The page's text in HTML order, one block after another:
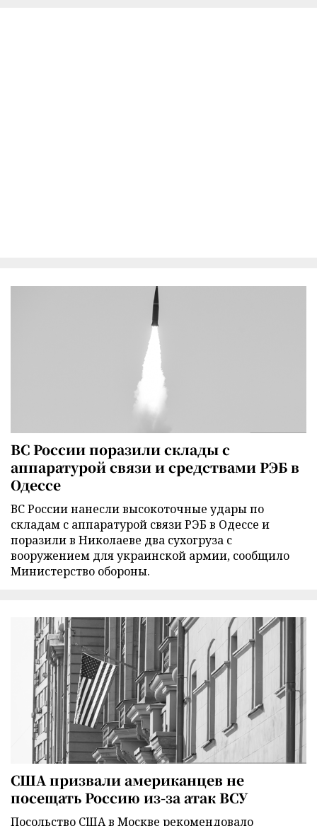
ВС России поразили склады с
аппаратурой связи и средствами РЭБ в
Одессе
ВС России нанесли высокоточные удары по
складам с аппаратурой связи РЭБ в Одессе и
поразили в Николаеве два сухогруза с
вооружением для украинской армии, сообщило
Министерство обороны.
США призвали американцев не
посещать Россию из-за атак ВСУ
Посольство США в Москве рекомендовало